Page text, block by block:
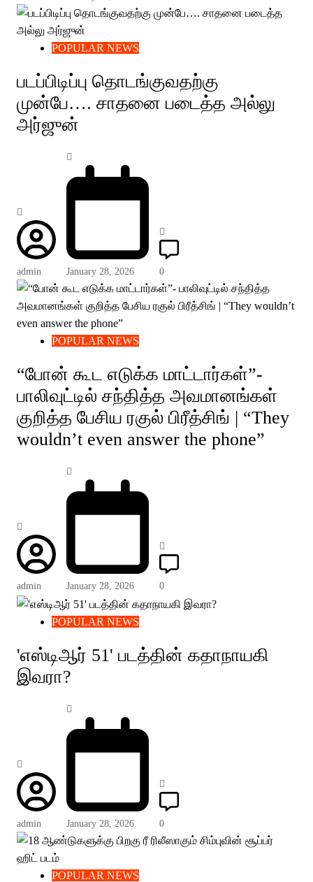
POPULAR NEWS
படப்பிடிப்பு தொடங்குவதற்கு
முன்பே…. சாதனை படைத்த அல்லு
அர்ஜுன்
admin January 28, 2026 0
POPULAR NEWS
“போன் கூட எடுக்க மாட்டார்கள்”-
பாலிவுட்டில் சந்தித்த அவமானங்கள்
குறித்த பேசிய ரகுல் பிரீத்சிங் | “They
wouldn’t even answer the phone”
admin January 28, 2026 0
POPULAR NEWS
'எஸ்டிஆர் 51' படத்தின் கதாநாயகி
இவரா?
admin January 28, 2026 0
POPULAR NEWS